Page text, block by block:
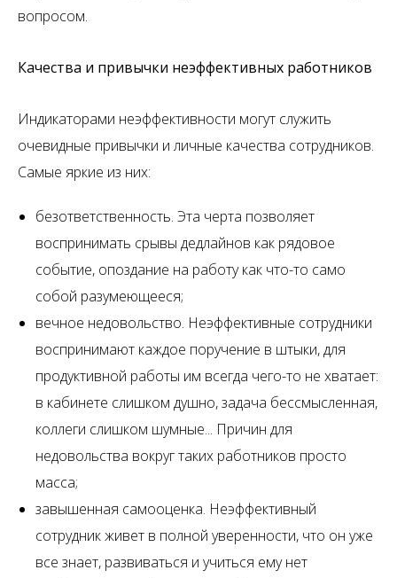
вопросом.
Качества и привычки неэффективных работников
Индикаторами неэффективности могут служить
очевидные привычки и личные качества сотрудников.
Самые яркие из них:
безответственность. Эта черта позволяет
воспринимать срывы дедлайнов как рядовое
событие, опоздание на работу как что-то само
собой разумеющееся;
вечное недовольство. Неэффективные сотрудники
воспринимают каждое поручение в штыки, для
продуктивной работы им всегда чего-то не хватает:
в кабинете слишком душно, задача бессмысленная,
коллеги слишком шумные... Причин для
недовольства вокруг таких работников просто
масса;
завышенная самооценка. Неэффективный
сотрудник живет в полной уверенности, что он уже
все знает, развиваться и учиться ему нет